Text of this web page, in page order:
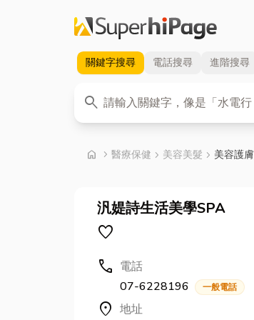
關鍵字搜尋 電話搜尋 進階搜尋
search
關鍵字
home chevron_right 首頁
醫療保健 chevron_right 美容美髮 chevron_right 美容護膚
汎媞詩生活美學SPA
favorite
call 電話
07-6228196
一般電話
location_on 地址